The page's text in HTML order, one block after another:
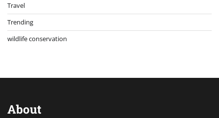
Travel
Trending
wildlife conservation
About